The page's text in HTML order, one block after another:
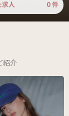
人 0件
紹介